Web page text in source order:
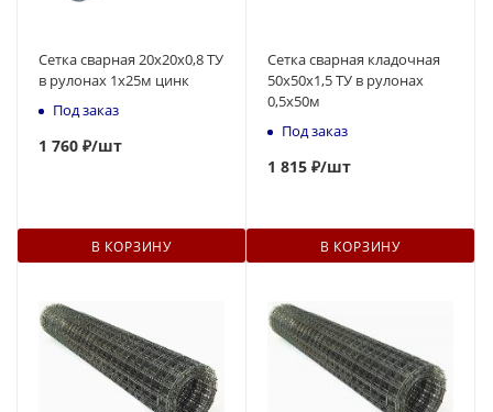
Сетка сварная 20х20х0,8 ТУ
в рулонах 1х25м цинк
Под заказ
1 760 ₽/шт
В КОРЗИНУ
Сетка сварная кладочная
50х50х1,5 ТУ в рулонах
0,5х50м
Под заказ
1 815 ₽/шт
В КОРЗИНУ